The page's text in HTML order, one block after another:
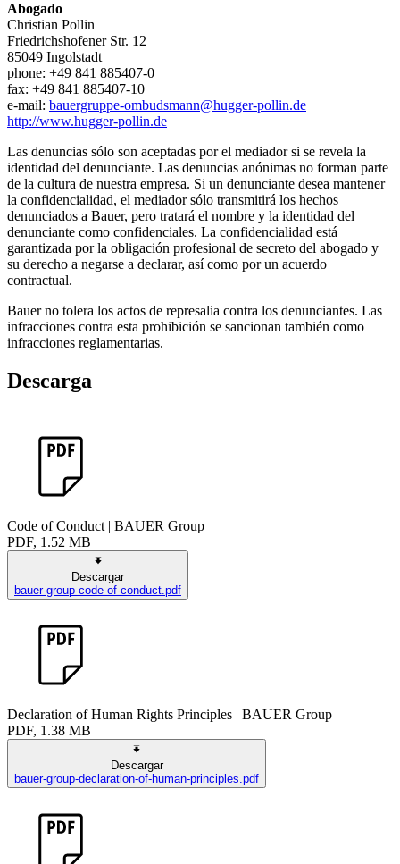
Abogado
Christian Pollin
Friedrichshofener Str. 12
85049 Ingolstadt
phone: +49 841 885407-0
fax: +49 841 885407-10
e-mail: bauergruppe-ombudsmann@hugger-pollin.de
http://www.hugger-pollin.de
Las denuncias sólo son aceptadas por el mediador si se revela la
identidad del denunciante. Las denuncias anónimas no forman parte
de la cultura de nuestra empresa. Si un denunciante desea mantener
la confidencialidad, el mediador sólo transmitirá los hechos
denunciados a Bauer, pero tratará el nombre y la identidad del
denunciante como confidenciales. La confidencialidad está
garantizada por la obligación profesional de secreto del abogado y
su derecho a negarse a declarar, así como por un acuerdo
contractual.
Bauer no tolera los actos de represalia contra los denunciantes. Las
infracciones contra esta prohibición se sancionan también como
infracciones reglamentarias.
Descarga
Code of Conduct | BAUER Group
PDF, 1.52 MB
Descargar
bauer-group-code-of-conduct.pdf
Declaration of Human Rights Principles | BAUER Group
PDF, 1.38 MB
Descargar
bauer-group-declaration-of-human-principles.pdf